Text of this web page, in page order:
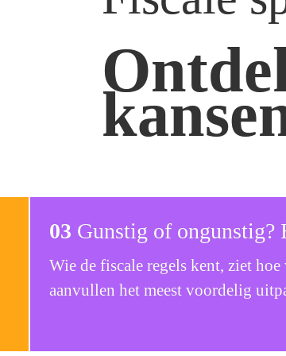
03 Gunstig of ongunstig?
Wie de fiscale regels kent, ziet
aanvullen het meest voordelig